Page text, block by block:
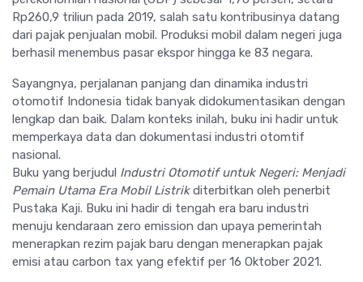
Rp260,9 triliun pada 2019, salah satu kontribusinya datang
dari pajak penjualan mobil. Produksi mobil dalam negeri juga
berhasil menembus pasar ekspor hingga ke 83 negara.
Sayangnya, perjalanan panjang dan dinamika industri
otomotif Indonesia tidak banyak didokumentasikan dengan
lengkap dan baik. Dalam konteks inilah, buku ini hadir untuk
memperkaya data dan dokumentasi industri otomtif
nasional.
Buku yang berjudul Industri Otomotif untuk Negeri: Menjadi
Pemain Utama Era Mobil Listrikditerbitkan oleh penerbit
Pustaka Kaji. Buku ini hadir di tengah era baru industri
menuju kendaraan zero emission dan upaya pemerintah
menerapkan rezim pajak baru dengan menerapkan pajak
emisi atau carbon tax yang efektif per 16 Oktober 2021.